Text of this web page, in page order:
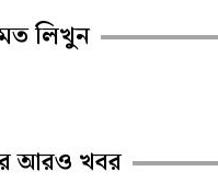
লিখুন
আরও খবর